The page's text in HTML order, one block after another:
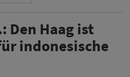
Den Haag ist
indonesische